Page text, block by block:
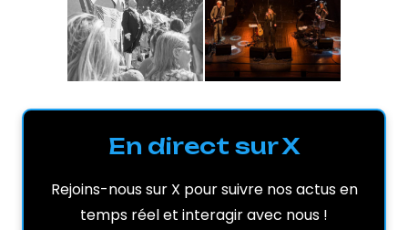
En direct sur X
Rejoins-nous sur X pour suivre nos actus en
temps réel et interagir avec nous !